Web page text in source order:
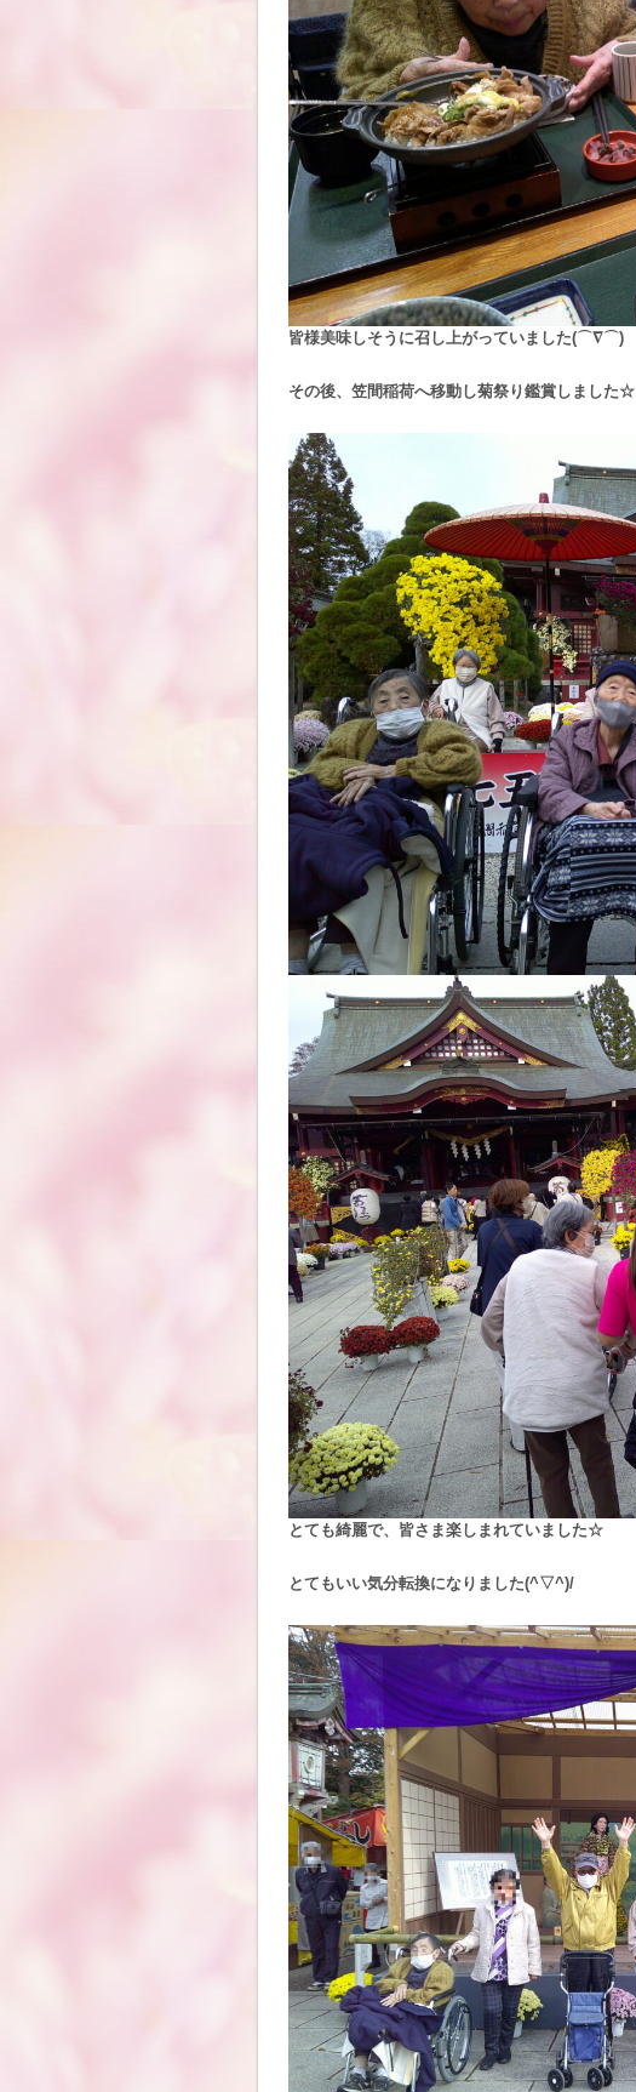
皆様美味しそうに召し上がっていました(⌒∇⌒)
その後、笠間稲荷へ移動し菊祭り鑑賞しました☆
とても綺麗で、皆さま楽しまれていました☆
とてもいい気分転換になりました(^▽^)/